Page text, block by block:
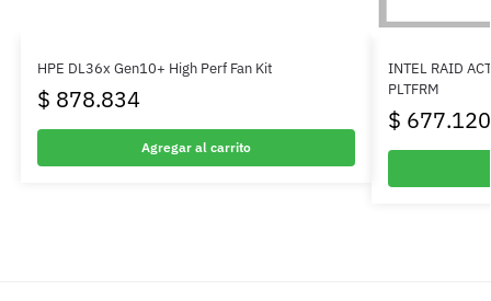
HPE DL36x Gen10+ High Perf Fan Kit
$ 878.834
Agregar al carrito
INTEL RAID
PLTFRM
$ 677.120